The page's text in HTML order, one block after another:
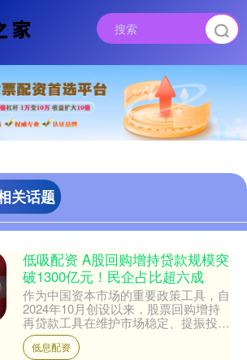
关话题
低吸配资 A股回购增持贷款规模突
破1300亿元！民企占比超六成
作为中国资本市场的重要政策工具，自
2024年10月创设以来，股票回购增持
再贷款工具在维护市场稳定、提振投资
者信心方面已显现出积极效应。 数据
显示，自股票回购增持....
低息配资